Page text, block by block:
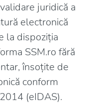
juridică a
electronică
la dispoziția
SSM.ro fără
însoțite de
conform
(eIDAS).